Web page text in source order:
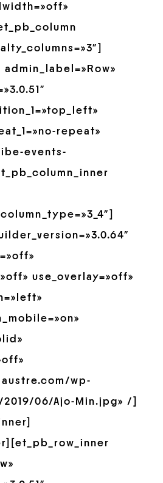
admin_label=»Row»
repeat»
events-
use_overlay=»off»
wp-
06/Ajo-Min.jpg» /]